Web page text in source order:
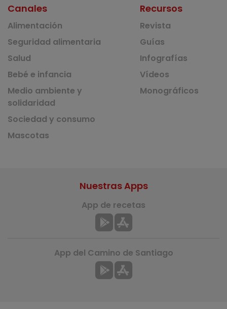
Canales
Alimentación
Seguridad alimentaria
Salud
Bebé e infancia
Medio ambiente y
solidaridad
Sociedad y consumo
Mascotas
Recursos
Revista
Guías
Infografías
Vídeos
Monográficos
Nuestras Apps
App de recetas
App del Camino de Santiago